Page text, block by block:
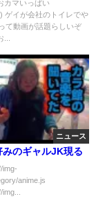
カマいっぱい
ゲイが会社のトイレでや
て動画が話題らしいぞ
ニュース
みのギャルJK現る
img-
anime.js